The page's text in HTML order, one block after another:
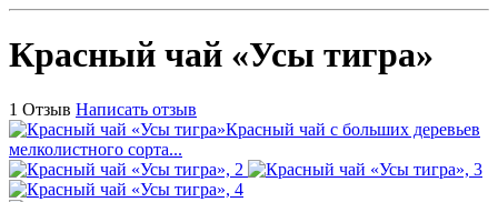
Красный чай «Усы тигра»
1 Отзыв Написать отзыв